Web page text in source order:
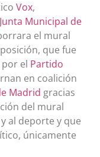
Vox,
Junta Municipal de
el mural
que fue
el Partido
en coalición
Madrid gracias
del mural
al deporte y que
únicamente